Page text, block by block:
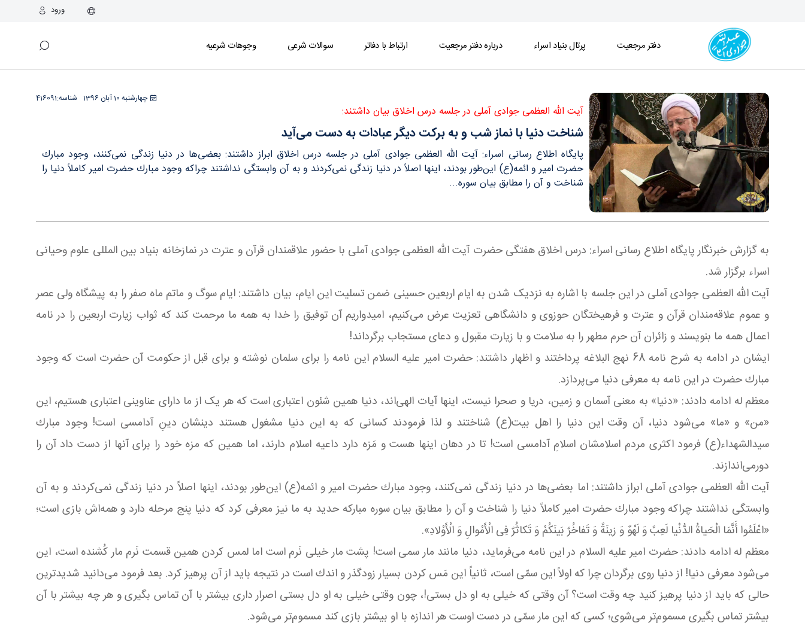
ورود
دفتر مرجعیت پرتال بنیاد اسراء درباره دفتر مرجعیت ارتباط با دفاتر سوالات شرعی وجوهات شرعیه
چهارشنبه 10 آبان 1396 416091شناسه:
آیت الله العظمی جوادی آملی در جلسه درس اخلاق بیان داشتند:
شناخت دنیا با نماز شب و به برکت دیگر عبادات به دست می‌آید
پایگاه اطلاع رسانی اسراء: آیت الله العظمی جوادی آملی در جلسه درس اخلاق ابراز داشتند: بعضی‌ها در دنیا زندگی نمی‌كنند، وجود مبارك
حضرت امیر و ائمه(ع) این‌طور بودند، اینها اصلاً در دنیا زندگی نمی‌كردند و به آن وابستگی نداشتند چراکه وجود مبارك حضرت امیر كاملاً دنیا را
شناخت و آن را مطابق بیان سوره...
به گزارش خبرنگار پایگاه اطلاع رسانی اسراء: درس اخلاق هفتگی حضرت آیت الله العظمی جوادی آملی با حضور علاقمندان قرآن و عترت در نمازخانه بنیاد بین المللی علوم وحیانی
اسراء برگزار شد.
آیت الله العظمی جوادی آملی در این جلسه با اشاره به نزدیک شدن به ایام اربعین حسینی ضمن تسلیت این ایام، بیان داشتند: ایام سوگ و ماتم ماه صفر را به پیشگاه ولی عصر
و عموم علاقه‌مندان قرآن و عترت و فرهیختگان حوزوی و دانشگاهی تعزیت عرض می‌كنیم، امیدواریم آن توفیق را خدا به همه ما مرحمت كند كه ثواب زیارت اربعین را در نامه
اعمال همه ما بنویسند و زائران آن حرم مطهر را به سلامت و با زیارت مقبول و دعای مستجاب برگرداند!
ایشان در ادامه به شرح نامه 68 نهج البلاغه پرداختند و اظهار داشتند: حضرت امیر علیه السلام این نامه را برای سلمان نوشته و برای قبل از حكومت آن حضرت است که وجود
مبارك حضرت در این نامه به معرفی دنیا می‌پردازد.
معظم له ادامه دادند: «دنیا» به معنی آسمان و زمین، دریا و صحرا نیست، اینها آیات الهی‌اند، دنیا همین شئون اعتباری است كه هر یک از ما دارای عناوینی اعتباری هستیم، این
«من» و «ما» می‌شود دنیا، آن وقت این دنیا را اهل بیت(ع) شناختند و لذا فرمودند كسانی كه به این دنیا مشغول هستند دینشان دینِ آدامسی است! وجود مبارك
سیدالشهداء(ع) فرمود اكثری مردم اسلامشان اسلامِ آدامسی است! تا در دهان اینها هست و مَزه دارد داعیه اسلام دارند، اما همین كه مزه خود را برای آنها از دست داد آن را
دورمی‌اندازند.
آیت الله العظمی جوادی آملی ابراز داشتند: اما بعضی‌ها در دنیا زندگی نمی‌كنند، وجود مبارك حضرت امیر و ائمه(ع) این‌طور بودند، اینها اصلاً در دنیا زندگی نمی‌كردند و به آن
وابستگی نداشتند چراکه وجود مبارك حضرت امیر كاملاً دنیا را شناخت و آن را مطابق بیان سوره مباركه حدید به ما نیز معرفی كرد كه دنیا پنج مرحله دارد و همه‌اش بازی است؛
«اعْلَمُوا أَنَّمَا الْحَیاةُ الدُّنْیا لَعِبٌ وَ لَهْوٌ وَ زینَةٌ وَ تَفاخُرٌ بَینَكُمْ وَ تَكاثُرٌ فِی الْأَمْوالِ وَ الْأَوْلادِ».
معظم له ادامه دادند: حضرت امیر علیه السلام در این نامه می‌فرماید، دنیا مانند مار سمی است! پشت مار خیلی نَرم است اما لمس كردن همین قسمت نَرم مار كُشنده است، این
می‌شود معرفی دنیا! از دنیا روی برگردان چرا که اولاً این سمّی است، ثانیاً این مَس كردن بسیار زودگذر و اندك است در نتیجه باید از آن پرهیز كرد. بعد فرمود می‌دانید شدیدترین
حالی كه باید از دنیا پرهیز كنید چه وقت است؟ آن وقتی كه خیلی به او دل بستی!، چون وقتی خیلی به او دل بستی اصرار داری بیشتر با آن تماس بگیری و هر چه بیشتر با آن
بیشتر تماس بگیری مسموم‌تر می‌شوی؛ كسی كه این مار سمّی در دست اوست هر اندازه با او بیشتر بازی كند مسموم‌تر می‌شود.